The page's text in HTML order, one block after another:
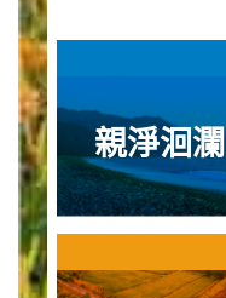
親淨洄瀾